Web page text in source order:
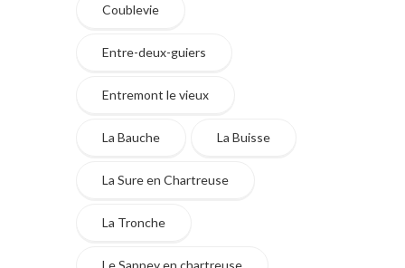
Coublevie
Entre-deux-guiers
Entremont le vieux
La Bauche La Buisse
La Sure en Chartreuse
La Tronche
Le Sappey en chartreuse